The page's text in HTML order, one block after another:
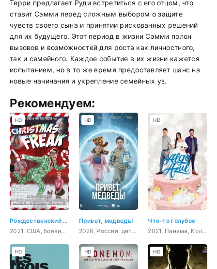
Терри предлагает Руди встретиться с его отцом, что
ставит Сэмми перед сложным выбором о защите
чувств своего сына и принятии рискованных решений
для их будущего. Этот период в жизни Сэмми полон
вызовов и возможностей для роста как личностного,
так и семейного. Каждое событие в их жизни кажется
испытанием, но в то же время предоставляет шанс на
новые начинания и укрепление семейных уз.
Рекомендуем:
Рождественский чудак
2021, США, боевик, комедия
HD
Привет, медведь!
2026, Россия, детский, семейный
HD
Что-то голубое
2021, Панама, Колумбия, комедия
HD
HD HD HD